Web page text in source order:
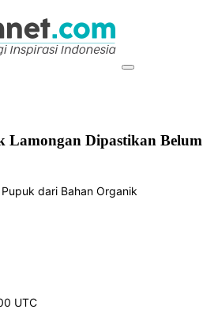
Lamongan Dipastikan Belum
dari Bahan Organik
UTC